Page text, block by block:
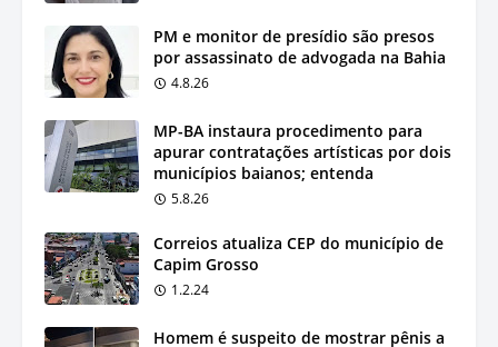
PM e monitor de presídio são presos
por assassinato de advogada na Bahia
4.8.26
MP-BA instaura procedimento para
apurar contratações artísticas por dois
municípios baianos; entenda
5.8.26
Correios atualiza CEP do município de
Capim Grosso
1.2.24
Homem é suspeito de mostrar pênis a